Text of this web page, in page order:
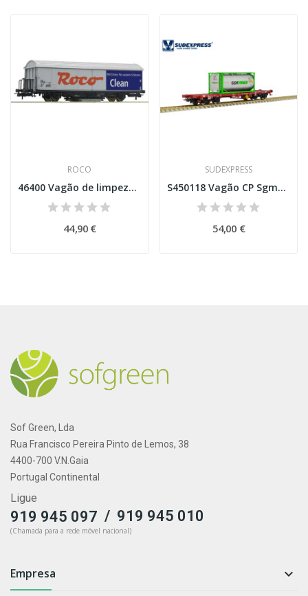
ROCO
46400 Vagão de limpeza Roco-Clean
44,90 €
SUDEXPRESS
S450118 Vagão CP Sgmms para transporte de...
54,00 €
Sof Green, Lda
Rua Francisco Pereira Pinto de Lemos, 38
4400-700 V.N.Gaia
Portugal Continental
Ligue
919 945 097 / 919 945 010
(Chamada para a rede móvel nacional)
Empresa 